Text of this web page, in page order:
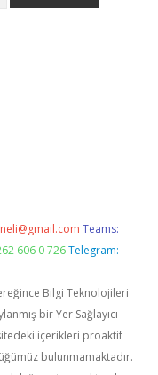
Teams:
606 0 726 Telegram:
Bilgi Teknolojileri
bir Yer Sağlayıcı
içerikleri proaktif
bulunmamaktadır.